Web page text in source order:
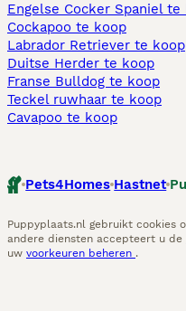
Engelse Cocker Spaniel te
Cockapoo te koop
Labrador Retriever te koop
Duitse Herder te koop
Franse Bulldog te koop
Teckel ruwhaar te koop
Cavapoo te koop
Pets4Homes Hastnet
Puppyplaats.nl gebruikt cookies
andere diensten accepteert u de
uw voorkeuren beheren .